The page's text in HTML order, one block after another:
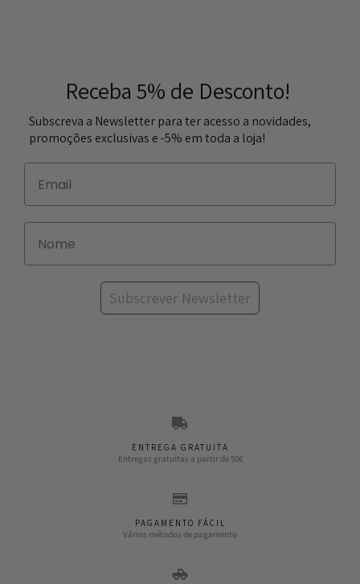
Receba 5% de Desconto!
Subscreva a Newsletter para ter acesso a novidades,
promoções exclusivas e -5% em toda a loja!
Subscrever Newsletter
ENTREGA GRATUITA
Entregas gratuitas a partir de 50€
PAGAMENTO FÁCIL
Vários métodos de pagamento